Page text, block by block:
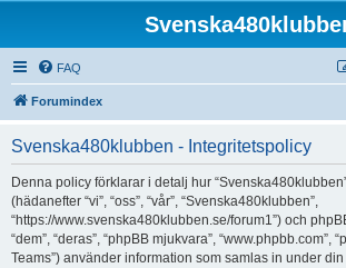
FAQ
Forumindex
Svenska480klubben - Integritetspolicy
Denna policy förklarar i detalj hur
(hädanefter “vi”, “oss”, “vår”, “Svenska480klubben”,
“https://www.svenska480klubben.se/forum1”) och
“dem”, “deras”, “phpBB mjukvara”, “www.phpbb.com”,
Teams”) använder information som samlas in under